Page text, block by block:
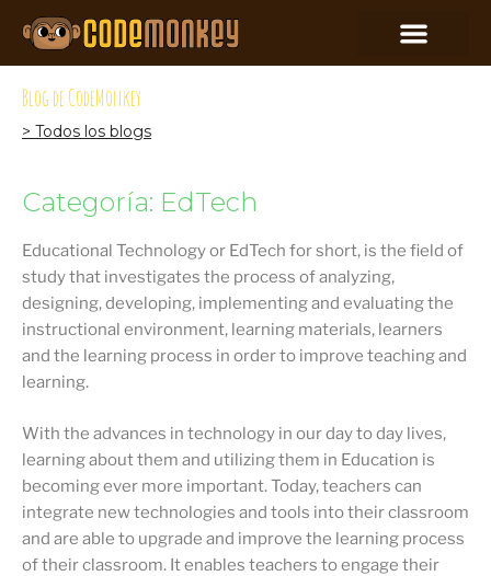
Blog de CodeMonkey
> Todos los blogs
Categoría: EdTech
Educational Technology or EdTech for short, is the field of
study that investigates the process of analyzing,
designing, developing, implementing and evaluating the
instructional environment, learning materials, learners
and the learning process in order to improve teaching and
learning.
With the advances in technology in our day to day lives,
learning about them and utilizing them in Education is
becoming ever more important. Today, teachers can
integrate new technologies and tools into their classroom
and are able to upgrade and improve the learning process
of their classroom. It enables teachers to engage their